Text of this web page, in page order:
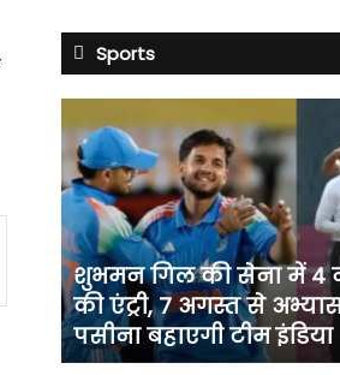
Sports
गिल
की
सेना
4
नेट
बॉलर्स
की
एंट्री,
7
शुभमन गिल की सेना में 4
की एंट्री, 7 अगस्त से
पसीना बहाएगी टीम इंडिया